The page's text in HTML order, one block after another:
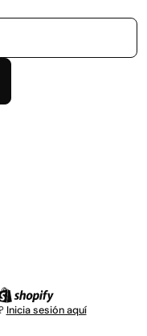
Inicia sesión aquí